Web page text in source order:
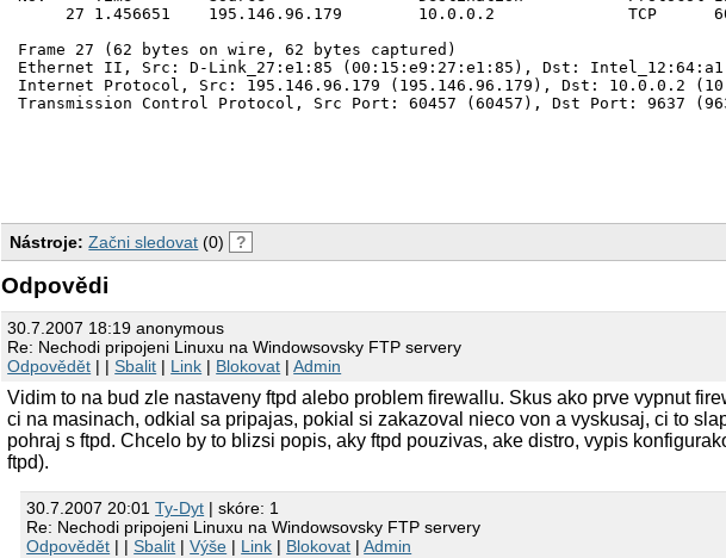
LIST -a
425 Can't build data connection: Connection refused.
Odpojuji se od xxx.xxx.xxx.xxx
27 1.456651    195.146.96.179        10.0.0.2              TCP
Frame 27 (62 bytes on wire, 62 bytes captured)
Ethernet II, Src: D-Link_27:e1:85 (00:15:e9:27:e1:85), Dst:
Internet Protocol, Src: 195.146.96.179 (195.146.96.179), Dst: 10.0.0.2
Transmission Control Protocol, Src Port: 60457 (60457), Dst Port: 9637
28 1.504394    195.146.96.179        10.0.0.2              TCP
31 4.682761    195.146.96.179        10.0.0.2              TCP
Frame 31 (62 bytes on wire, 62 bytes captured)
Ethernet II, Src: D-Link_27:e1:85 (00:15:e9:27:e1:85), Dst: Intel_12:64:a1
Internet Protocol, Src: 195.146.96.179 (195.146.96.179), Dst: 10.0.0.2
Nástroje: Začni sledovat (0) ?
Odpovědi
30.7.2007 18:19 anonymous
Re: Nechodi pripojeni Linuxu na Windowsovsky FTP servery
Odpovědět | |Sbalit | Link | Blokovat |Admin
Vidim to na bud zle nastaveny ftpd alebo problem firewallu. Skus ako prve vypnut
ci na masinach, odkial sa pripajas, pokial si zakazoval nieco von a vyskusaj, ci to
pohraj s ftpd. Chcelo by to blizsi popis, aky ftpd pouzivas, ake distro, vypis
ftpd).
30.7.2007 20:01Ty-Dyt | skóre: 1
Re: Nechodi pripojeni Linuxu na Windowsovsky FTP servery
Odpovědět | |Sbalit |Výše | Link | Blokovat |Admin